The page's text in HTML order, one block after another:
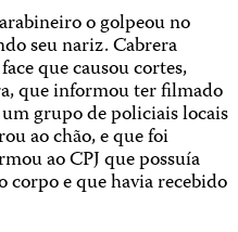
o golpeou no
seu nariz. Cabrera
que causou cortes,
que informou ter filmado
um grupo de policiais locais
ao chão, e que foi
ao CPJ que possuía
corpo e que havia recebido